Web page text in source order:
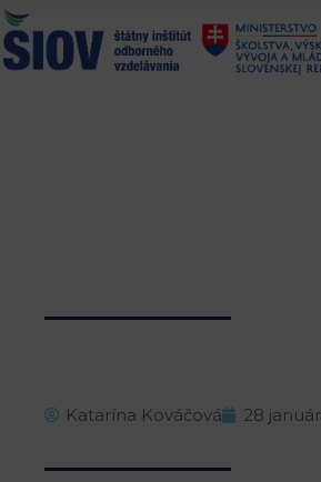
Preskočiť
na
obsah
Katarína Kováčová 28